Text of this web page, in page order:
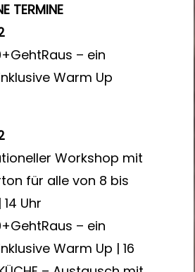
TERMINE
– ein
Warm Up
Workshop mit
für alle von 8 bis
Uhr
– ein
Warm Up | 16